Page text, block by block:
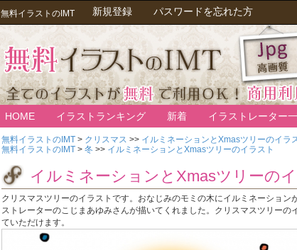
無料イラストのIMT 新規登録 パスワードを忘れた方
HOME イラストランキング 新着 イラストレーター
無料イラストのIMT > クリスマス >> イルミネーションとXmasツリーのイラ
無料イラストのIMT > 冬 >> イルミネーションとXmasツリーのイラスト
イルミネーションとXmasツリーの
クリスマスツリーのイラストです。おなじみのモミの木にイルミネーション
ストレーターのこじまあゆみさんが描いてくれました。クリスマスツリー
ていただけます。